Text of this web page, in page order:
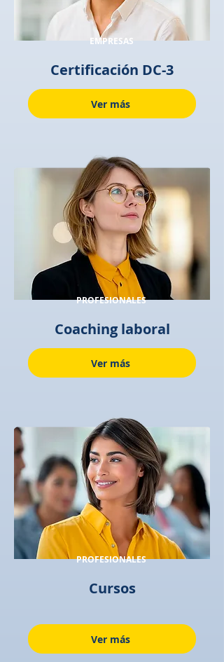
EMPRESAS
Certificación DC-3
Ver más
PROFESIONALES
Coaching laboral
Ver más
PROFESIONALES
Cursos
Ver más